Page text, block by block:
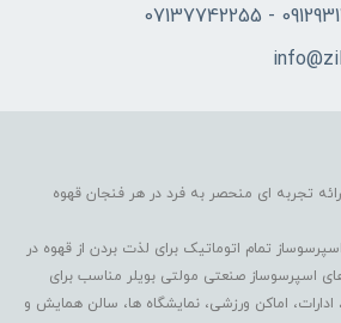
تجربه ای منحصر به فرد در هر فنجان قهوه
تمام اتوماتیک برای لذت بردن از قهوه در
اسپرسوساز صنعتی مولتی بویلر مناسب برای
ادارات، اماکن ورزشی، نمایشگاه ها، سالن همایش و